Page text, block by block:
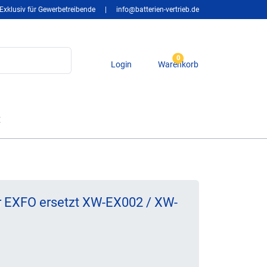
Exklusiv für Gewerbetreibende info@batterien-vertrieb.de
Login
0
Warenkorb
ersetzt XW-EX002 / XW-